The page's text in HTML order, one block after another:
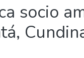
socio